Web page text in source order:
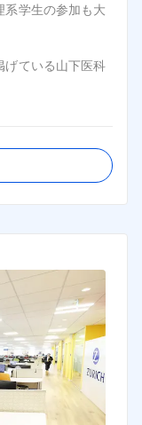
系学生の参加も大
げている山下医科